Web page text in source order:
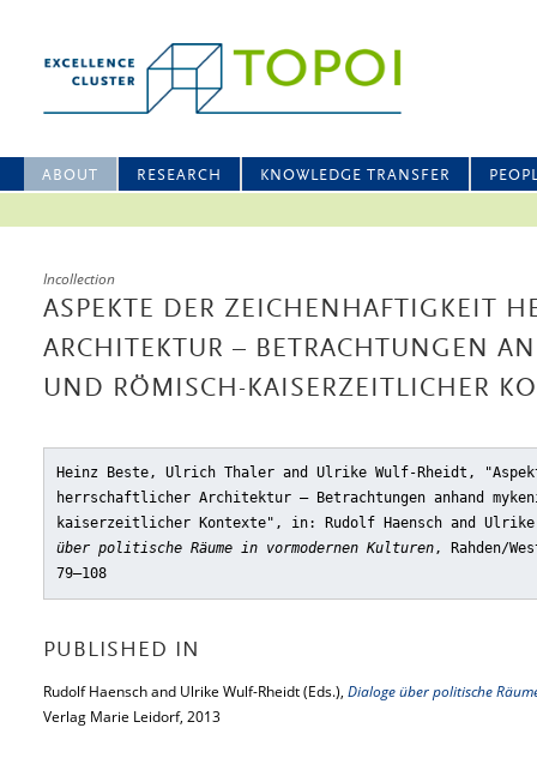
ABOUT RESEARCH KNOWLEDGE TRANSFER
Incollection
ASPEKTE DER ZEICHENHAFTIGKEIT
ARCHITEKTUR – BETRACHTUNGEN
UND RÖMISCH-KAISERZEITLICHER
Heinz Beste, Ulrich Thaler and Ulrike Wulf-Rheidt,
herrschaftlicher Architektur – Betrachtungen anhand
kaiserzeitlicher Kontexte" , in: Rudolf Haensch and
über politische Räume in vormodernen Kulturen, Rahden/
79–108
PUBLISHED IN
Rudolf Haensch and Ulrike Wulf-Rheidt (Eds.), Dialoge über politische
Verlag Marie Leidorf, 2013